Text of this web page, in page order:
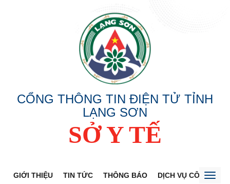
CỔNG THÔNG TIN ĐIỆN TỬ TỈNH
LẠNG SƠN
SỞ Y TẾ
GIỚI THIỆU TIN TỨC THÔNG BÁO DỊCH VỤ CÔNG